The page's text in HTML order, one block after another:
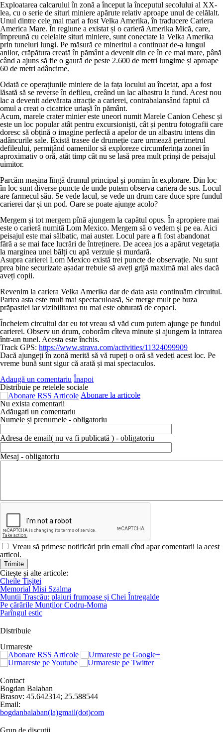
Exploatarea calcarului în zonă a început la începutul secolului al XX-
lea, cu o serie de situri miniere apărute relativ aproape unul de celălalt.
Unul dintre cele mai mari a fost Velka Amerika, în traducere Cariera
America Mare. În regiune a existat și o carieră Amerika Mică, care,
împreună cu celelalte situri miniere, sunt conectate la Velka Amerika
prin tuneluri lungi. Pe măsură ce mineritul a continuat de-a lungul
anilor, crăpătura creată în pământ a devenit din ce în ce mai mare, până
când a ajuns să fie o gaură de peste 2.600 de metri lungime și aproape
60 de metri adâncime.
Odată ce operațiunile miniere de la fața locului au încetat, apa a fost
lăsată să se reverse în defileu, creând un lac albastru la fund. Acest nou
lac a devenit adevărata atracție a carierei, contrabalansând faptul că
omul a creat o cicatrice uriașă în pământ.
Acum, marele crater minier este uneori numit Marele Canion Cehesc și
este un loc popular atât pentru excursioniști, cât și pentru fotografii care
doresc să obțină o imagine perfectă a apelor de un albastru intens din
adâncurile sale. Există trasee de drumeție care urmează perimetrul
defileului, permițând oamenilor să exploreze circumferința zonei în
aproximativ o oră, atât timp cât nu se lasă prea mult prinși de peisajul
uimitor.
Parcăm mașina lîngă drumul principal și pornim în explorare. Din loc
în loc sunt diverse puncte de unde putem observa cariera de sus. Locul
are farmecul său. Se vede lacul, se vede un drum care duce spre fundul
carierei dar și un pod. Oare se poate ajunge acolo?
Mergem și tot mergem pînă ajungem la capătul opus. În apropiere mai
este o carieră numită Lom Mexico. Mergem să o vedem și pe ea. Aici
peisajul este mai sălbatic, mai auster. Locul pare a fi fost abandonat
fără a se mai face lucrări de întreținere. De aceea jos a apărut vegetația
la marginea unei bălți cu apă verzuie și murdară.
Asupra carierei Lom Mexico există trei puncte de observație. Nu sunt
prea bine securizate așadar trebuie să aveți grijă maximă mai ales dacă
aveți copii.
Revenim la cariera Velka Amerika dar de data asta continuăm circuitul.
Partea asta este mult mai spectaculoasă, Se merge mult pe buza
prăpastiei iar vizibilitatea nu mai este obturată de copaci.
Încheiem circuitul dar eu tot vreau să văd cum putem ajunge pe fundul
carierei. Observ un drum, coborâm cîteva minute și ajungem la intrarea
într-un tunel. Acesta este închis.
Track GPS: https://www.strava.com/activities/11324099909
Dacă ajungeți în zonă merită să vă rupeți o oră să vedeți acest loc. Pe
vreme bună sunt sigur că arată și mai spectaculos.
Adaugă un comentariu Înapoi
Distribuie pe retelele sociale
Abonare la articole
Nu exista comentarii
Adăugati un comentariu
Numele și prenumele - obligatoriu
Adresa de email( nu va fi publicată ) - obligatoriu
Mesaj - obligatoriu
Vreau să primesc notificări prin email cînd apar comentarii la acest
articol.
Citește și alte articole:
Cheile Tișiței
Memorial Misi Szalma
Muntii Trascău: plaiuri frumoase și Chei Întregalde
Pe cărările Munților Codru-Moma
Parîngul estic
Distribuie
Urmareste
Contact
Bogdan Balaban
Brasov: 45.642314; 25.588544
Email:
bogdanbalaban(la)gmail(dot)com